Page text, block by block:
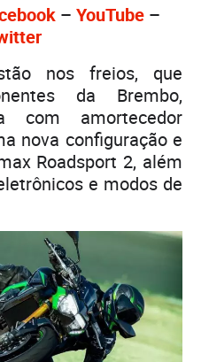
– YouTube–
nos freios, que
da Brembo,
com amortecedor
nova configuração e
Roadsport 2, além
e modos de